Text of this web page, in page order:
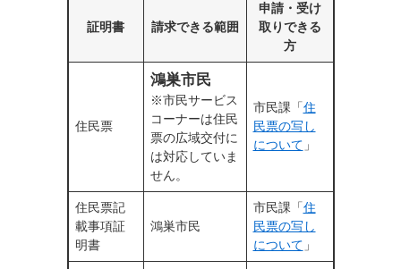
証明書 請求できる範囲
申請・受け
取りできる
方
住民票
鴻巣市民
※市民サービス
コーナーは住民
票の広域交付に
は対応していま
せん。
市民課「住
民票の写し
について 」
住民票記
載事項証
明書
鴻巣市民
市民課「住
民票の写し
について 」